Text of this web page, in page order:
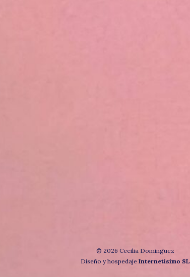
© 2026 Cecilia Dominguez
Diseño y hospedaje Internetisimo SL